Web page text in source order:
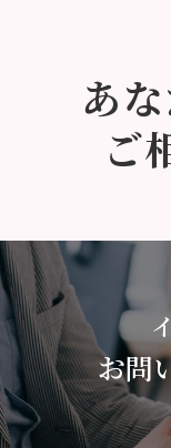
あ
ご
お問